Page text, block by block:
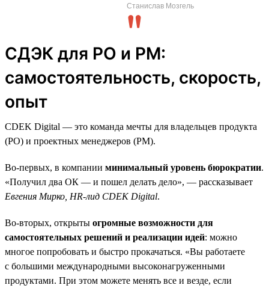
Станислав Мозгель
СДЭК для PO и PM:
самостоятельность, скорость,
опыт
CDEK Digital — это команда мечты для владельцев продукта
(PO) и проектных менеджеров (PM).
Во-первых, в компании минимальный уровень бюрократии.
«Получил два ОК — и пошел делать дело», — рассказывает
Евгения Мирко, HR-лид CDEK Digital.
Во-вторых, открыты огромные возможности для
самостоятельных решений и реализации идей: можно
многое попробовать и быстро прокачаться. «Вы работаете
с большими международными высоконагруженными
продуктами. При этом можете менять все и везде, если